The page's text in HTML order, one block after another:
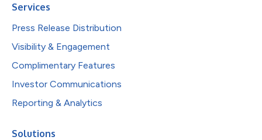
Services
Press Release Distribution
Visibility & Engagement
Complimentary Features
Investor Communications
Reporting & Analytics
Solutions